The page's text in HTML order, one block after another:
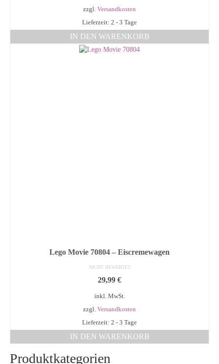
zzgl. Versandkosten
Lieferzeit: 2 - 3 Tage
IN DEN WARENKORB
Lego Movie 70804 – Eiscremewagen
NICHT BEWERTET
29,99 €
inkl. MwSt.
zzgl. Versandkosten
Lieferzeit: 2 - 3 Tage
IN DEN WARENKORB
Produktkategorien